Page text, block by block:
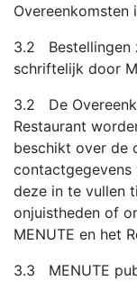
Overeenkomsten
3.2 Bestellingen
schriftelijk door
3.2 De
Restaurant
beschikt over de
contactgegevens
deze in te vullen
onjuistheden of
MENUTE en het
3.3 MENUTE